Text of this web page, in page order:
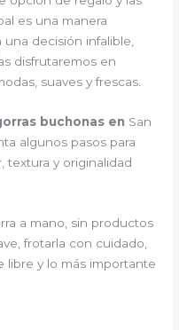
es una manera
decisión infalible,
disfrutaremos en
suaves y frescas.
buchonas en San
algunos pasos para
textura y originalidad
a mano, sin productos
frotarla con cuidado,
libre y lo más importante